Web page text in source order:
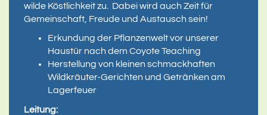
wilde Köstlichkeit zu. Dabei wird auch Zeit für
Gemeinschaft, Freude und Austausch sein!
Erkundung der Pflanzenwelt vor unserer
Haustür nach dem Coyote Teaching
Herstellung von kleinen schmackhaften
Wildkräuter-Gerichten und Getränken am
Lagerfeuer
Leitung: